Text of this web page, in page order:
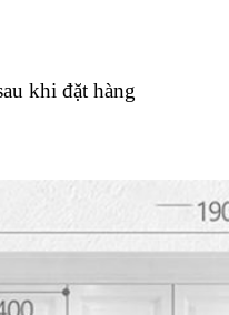
khi đặt hàng